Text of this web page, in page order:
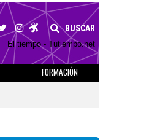
BUSCAR
El tiempo - Tutiempo.net
FORMACIÓN